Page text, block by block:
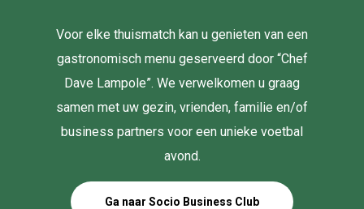
Voor elke thuismatch kan u genieten van een
gastronomisch menu geserveerd door “Chef
Dave Lampole”. We verwelkomen u graag
samen met uw gezin, vrienden, familie en/of
business partners voor een unieke voetbal
avond.
Ga naar Socio Business Club